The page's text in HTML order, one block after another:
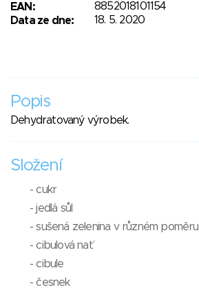
EAN:
8852018101154
Data ze dne:
18. 5. 2020
Popis
Dehydratovaný výrobek.
Složení
- cukr
- jedlá sůl
- sušená zelenina v různém poměru
- cibulová nať
- cibule
- česnek